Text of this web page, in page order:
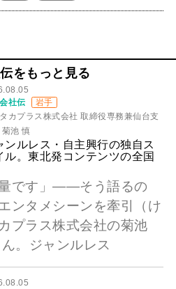
をもっと見る
社伝
岩手
カプラス株式会社 取締役専務兼仙台支
池 慎
ンルレス・自主興行の独自ス
ル。東北発コンテンツの全国
量です」――そう語るの
ンタメシーンを牽引（け
プラス株式会社の菊池
。ジャンルレス